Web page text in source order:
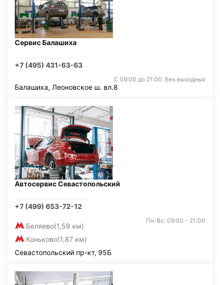
Сервис Балашиха
+7 (495) 431-63-63
С 09:00 до 21:00. Без выходных
Балашиха, Леоновское ш. вл.8
Автосервис Севастопольский
+7 (499) 653-72-12
Беляево(1,59 км)
Коньково(1,87 км)
Пн-Вс: 09:00 - 21:00
Севастопольский пр-кт, 95Б